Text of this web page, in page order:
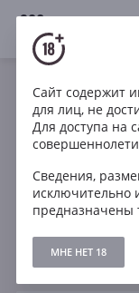
18+
Австрия
Фильтры
Поиск
Сайт содержит
для лиц, не
Для доступа на
Сведения,
исключительно
предназначены
МНЕ НЕТ 18